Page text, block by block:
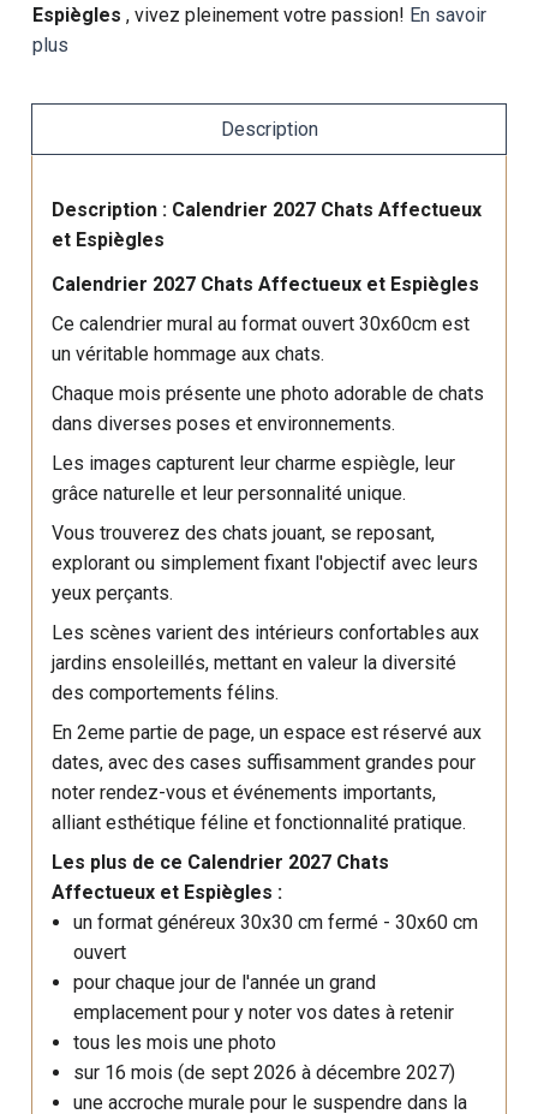
Espiègles, vivez pleinement votre passion! En savoir
plus
Description
Description : Calendrier 2027 Chats Affectueux
et Espiègles
Calendrier 2027 Chats Affectueux et Espiègles
Ce calendrier mural au format ouvert 30x60cm est
un véritable hommage aux chats.
Chaque mois présente une photo adorable de chats
dans diverses poses et environnements.
Les images capturent leur charme espiègle, leur
grâce naturelle et leur personnalité unique.
Vous trouverez des chats jouant, se reposant,
explorant ou simplement fixant l'objectif avec leurs
yeux perçants.
Les scènes varient des intérieurs confortables aux
jardins ensoleillés, mettant en valeur la diversité
des comportements félins.
En 2eme partie de page, un espace est réservé aux
dates, avec des cases suffisamment grandes pour
noter rendez-vous et événements importants,
alliant esthétique féline et fonctionnalité pratique.
Les plus de ce Calendrier 2027 Chats
Affectueux et Espiègles :
un format généreux 30x30 cm fermé - 30x60 cm
ouvert
pour chaque jour de l'année un grand
emplacement pour y noter vos dates à retenir
tous les mois une photo
sur 16 mois (de sept 2026 à décembre 2027)
une accroche murale pour le suspendre dans la